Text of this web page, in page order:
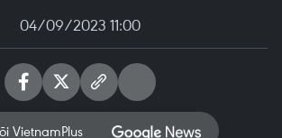
04/09/2023 11:00
VietnamPlus